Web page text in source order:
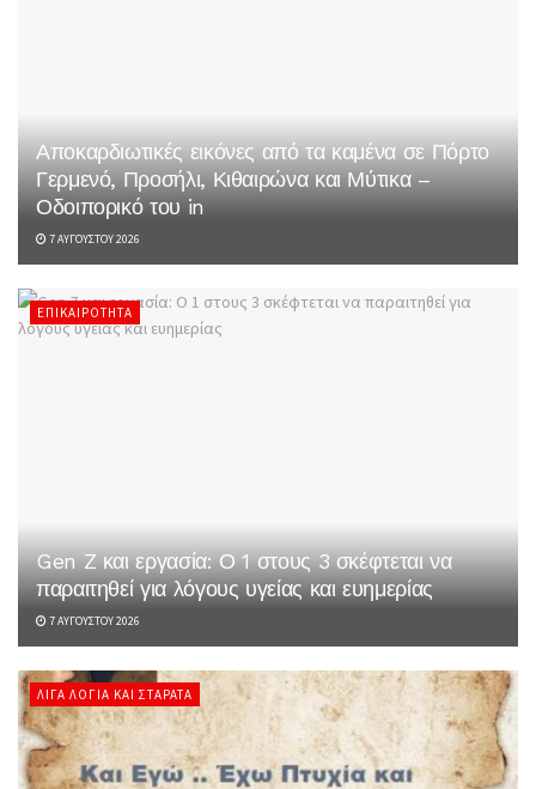
Αποκαρδιωτικές εικόνες από τα καμένα σε Πόρτο
Γερμενό, Προσήλι, Κιθαιρώνα και Μύτικα –
Οδοιπορικό του in
7 ΑΥΓΟΎΣΤΟΥ 2026
ΕΠΙΚΑΙΡΌΤΗΤΑ
Gen Z και εργασία: Ο 1 στους 3 σκέφτεται να
παραιτηθεί για λόγους υγείας και ευημερίας
7 ΑΥΓΟΎΣΤΟΥ 2026
ΛΊΓΑ ΛΌΓΙΑ ΚΑΙ ΣΤΑΡΆΤΑ